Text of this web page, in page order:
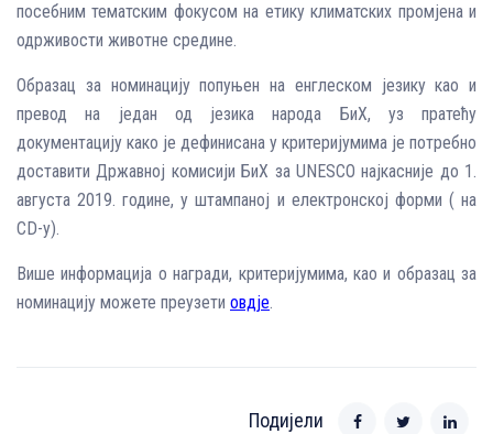
посебним тематским фокусом на етику климатских промјена и
одрживости животне средине.
Образац за номинацију попуњен на енглеском језику као и
превод на један од језика народа БиХ, уз пратећу
документацију како је дефинисана у критеријумима је потребно
доставити Државној комисији БиХ за UNESCO најкасније до 1.
августа 2019. године, у штампаној и електронској форми ( на
CD-у).
Више информација о награди, критеријумима, као и образац за
номинацију можете преузети овдје.
Подијели